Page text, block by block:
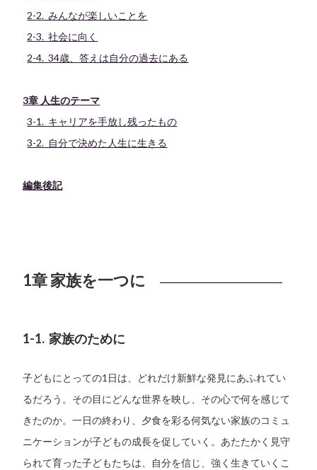
2-2. みんなが楽しいことを
2-3. 社会に向く
2-4. 34歳、答えは自分の過去にある
3章 人生のテーマ
3-1. キャリアを手放し残ったもの
3-2. 自分で決めた人生に生きる
編集後記
1章 家族を一つに
1-1. 家族のために
子どもにとっての1日は、どれだけ新鮮な発見にあふれてい
るだろう。その目にどんな世界を映し、その心で何を感じて
きたのか。一日の終わり、夕食を彩る何気ない家族のコミュ
ニケーションが子どもの成長を促していく。あたたかく見守
られて育った子どもたちは、自分を信じ、強く生きていくこ